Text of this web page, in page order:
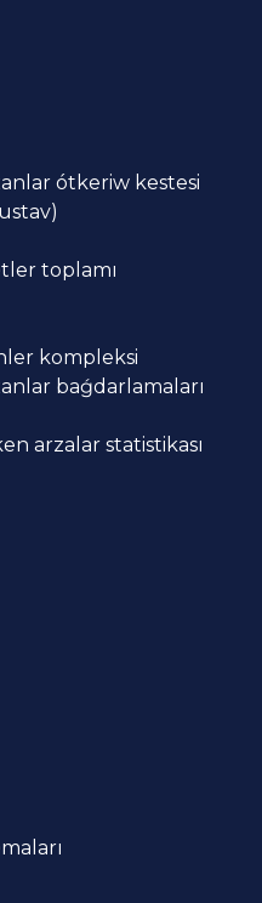
ótkeriw kestesi
toplamı
kompleksi
baǵdarlamaları
arzalar statistikası